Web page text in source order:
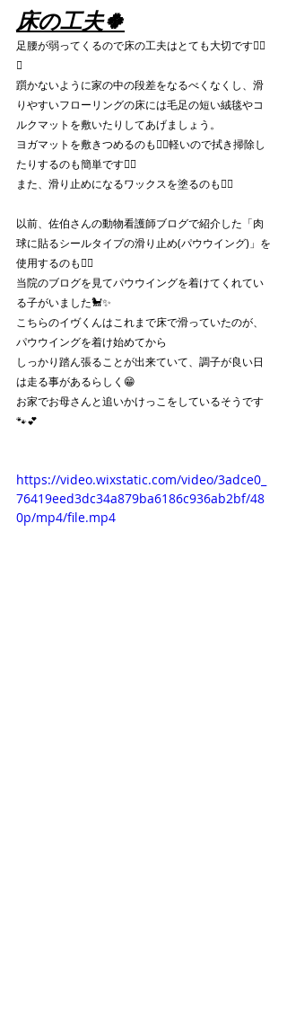
床の工夫🍀
足腰が弱ってくるので床の工夫はとても大切です👍🏻
✨
躓かないように家の中の段差をなるべくなくし、滑
りやすいフローリングの床には毛足の短い絨毯やコ
ルクマットを敷いたりしてあげましょう。
ヨガマットを敷きつめるのも🙆‍♀️軽いので拭き掃除し
たりするのも簡単です👌🏻
また、滑り止めになるワックスを塗るのも🙆‍♀️
以前、佐伯さんの動物看護師ブログで紹介した「肉
球に貼るシールタイプの滑り止め(パウウイング)」を
使用するのも🙆‍♀️
当院のブログを見てパウウイングを着けてくれてい
る子がいました🐩✨
こちらのイヴくんはこれまで床で滑っていたのが、
パウウイングを着け始めてから
しっかり踏ん張ることが出来ていて、調子が良い日
は走る事があるらしく😁
お家でお母さんと追いかけっこをしているそうです
🐾💕
https://video.wixstatic.com/video/3adce0_
76419eed3dc34a879ba6186c936ab2bf/48
0p/mp4/file.mp4